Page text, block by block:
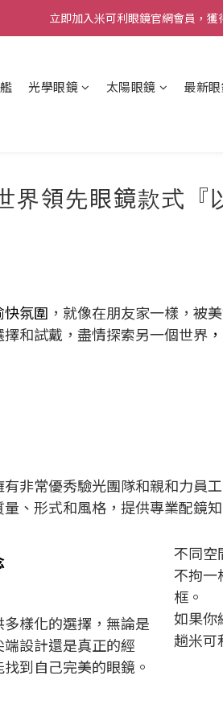
立即加入米可利眼鏡官網會員，獲
光學眼鏡 太陽眼鏡 最新
界領先眼鏡款式『
氛圍 ，就像在朋友家一樣，被
和試戴，盡情探索另一個世界 ，
有非常優秀驗光團隊和親和力員
、形式和風格，提供專業配鏡
多樣化的選擇，無論是
設計還是真正的經
到自己完美的眼鏡。
不同空
不拘一
框。
如果你
趟米可